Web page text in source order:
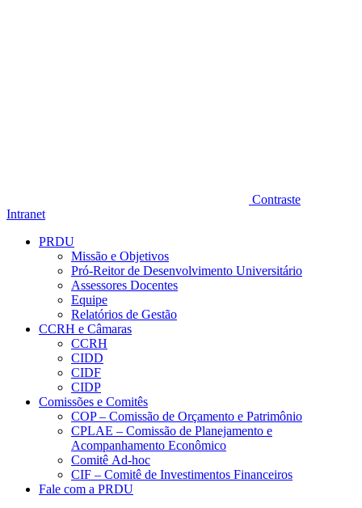
Contraste
Intranet
PRDU
Missão e Objetivos
Pró-Reitor de Desenvolvimento Universitário
Assessores Docentes
Equipe
Relatórios de Gestão
CCRH e Câmaras
CCRH
CIDD
CIDF
CIDP
Comissões e Comitês
COP – Comissão de Orçamento e Patrimônio
CPLAE – Comissão de Planejamento e
Acompanhamento Econômico
Comitê Ad-hoc
CIF – Comitê de Investimentos Financeiros
Fale com a PRDU